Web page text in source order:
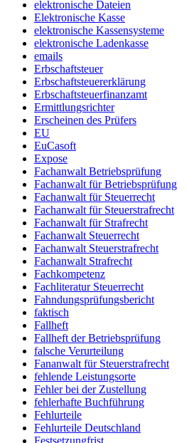
elektronische Dateien
Elektronische Kasse
elektronische Kassensysteme
elektronische Ladenkasse
emails
Erbschaftsteuer
Erbschaftsteuererklärung
Erbschaftsteuerfinanzamt
Ermittlungsrichter
Erscheinen des Prüfers
EU
EuCasoft
Expose
Fachanwalt Betriebsprüfung
Fachanwalt für Betriebsprüfung
Fachanwalt für Steuerrecht
Fachanwalt für Steuerstrafrecht
Fachanwalt für Strafrecht
Fachanwalt Steuerrecht
Fachanwalt Steuerstrafrecht
Fachanwalt Strafrecht
Fachkompetenz
Fachliteratur Steuerrecht
Fahndungsprüfungsbericht
faktisch
Fallheft
Fallheft der Betriebsprüfung
falsche Verurteilung
Fananwalt für Steuerstrafrecht
fehlende Leistungsorte
Fehler bei der Zustellung
fehlerhafte Buchführung
Fehlurteile
Fehlurteile Deutschland
Festsetzungfrist